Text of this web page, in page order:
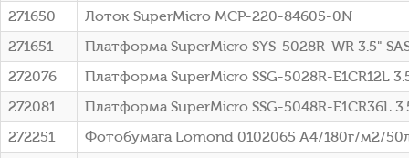
271650
Лоток SuperMicro MCP-220-84605-0N
271651
Платформа SuperMicro SYS-5028R-WR 3.5"
272076
Платформа SuperMicro SSG-5028R-E1CR12L
272081
Платформа SuperMicro SSG-5048R-E1CR36L
272251
Фотобумага Lomond 0102065 A4/180г/м2/